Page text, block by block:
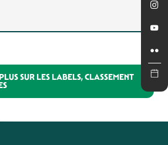
Croze
la Cave
SUR LES LABELS, CLASSEMENT